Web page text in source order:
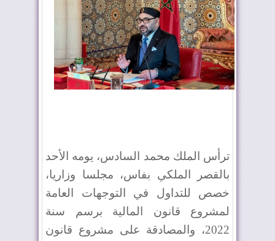
ترأس الملك محمد السادس، يومه الأحد
بالقصر الملكي بفاس، مجلسا وزاريا،
خصص للتداول في التوجهات العامة
لمشروع قانون المالية برسم سنة
2022، والمصادقة على مشروع قانون